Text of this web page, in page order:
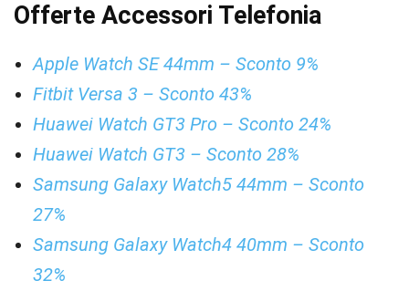
Offerte Accessori Telefonia
Apple Watch SE 44mm – Sconto 9%
Fitbit Versa 3 – Sconto 43%
Huawei Watch GT3 Pro – Sconto 24%
Huawei Watch GT3 – Sconto 28%
Samsung Galaxy Watch5 44mm – Sconto
27%
Samsung Galaxy Watch4 40mm – Sconto
32%